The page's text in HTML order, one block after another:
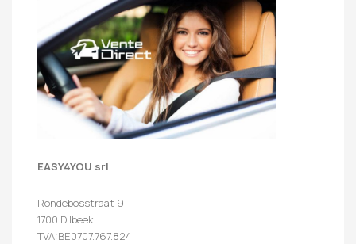
EASY4YOU srl
Rondebosstraat 9
1700 Dilbeek
TVA:BE0707.767.824